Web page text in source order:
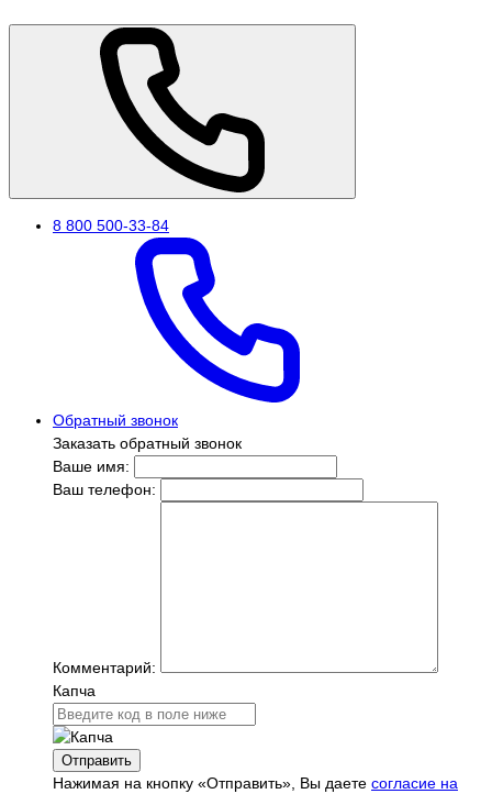
8 800 500-33-84
Обратный звонок
Заказать обратный звонок
Ваше имя:
Ваш телефон:
Комментарий:
Капча
Отправить
Нажимая на кнопку «Отправить», Вы даете согласие на